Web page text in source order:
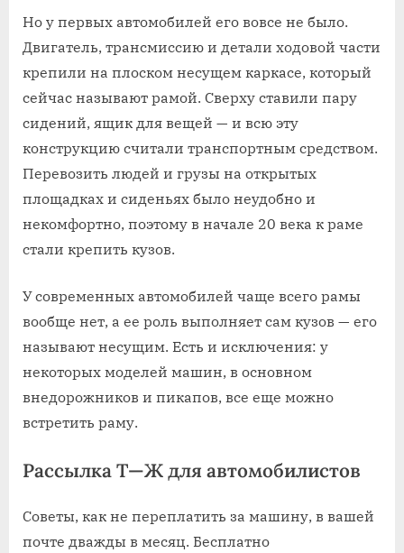
Но у первых автомобилей его вовсе не было.
Двигатель, трансмиссию и детали ходовой части
крепили на плоском несущем каркасе, который
сейчас называют рамой. Сверху ставили пару
сидений, ящик для вещей — и всю эту
конструкцию считали транспортным средством.
Перевозить людей и грузы на открытых
площадках и сиденьях было неудобно и
некомфортно, поэтому в начале 20 века к раме
стали крепить кузов.
У современных автомобилей чаще всего рамы
вообще нет, а ее роль выполняет сам кузов — его
называют несущим. Есть и исключения: у
некоторых моделей машин, в основном
внедорожников и пикапов, все еще можно
встретить раму.
Рассылка Т—Ж для автомобилистов
Советы, как не переплатить за машину, в вашей
почте дважды в месяц. Бесплатно